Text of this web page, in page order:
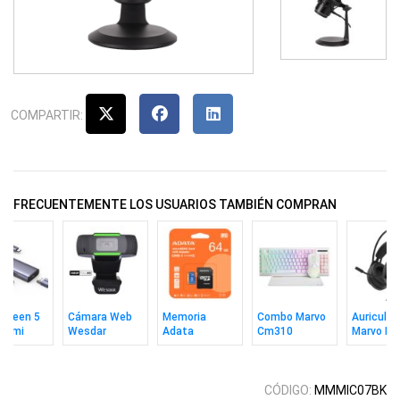
COMPARTIR:
FRECUENTEMENTE LOS USUARIOS TAMBIÉN COMPRAN
5
Cámara Web
Wesdar
W1080
Memoria
Adata
MicroSD 64GB
Combo Marvo
Cm310
Teclado In +
Auricular
Marvo
Akari 30
CÓDIGO: MMMIC07BK